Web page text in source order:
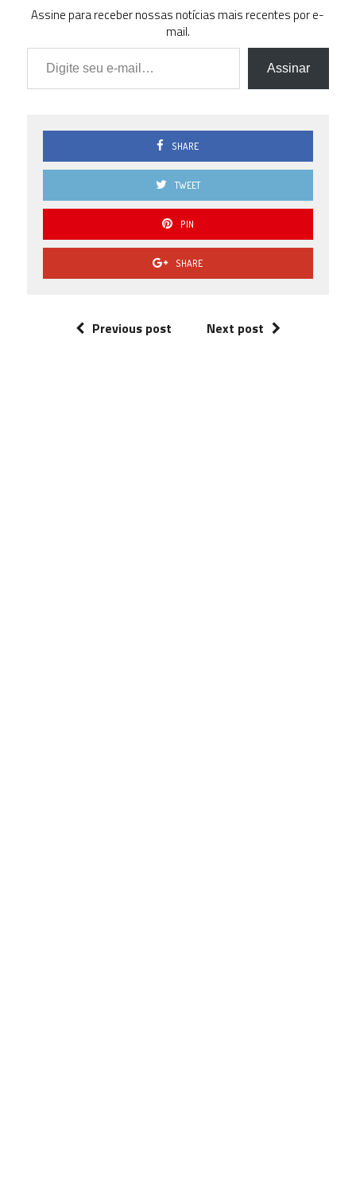
Assine para receber nossas notícias mais recentes por e-
mail.
Digite seu e-mail…
Assinar
SHARE
TWEET
PIN
SHARE
Previous post Next post